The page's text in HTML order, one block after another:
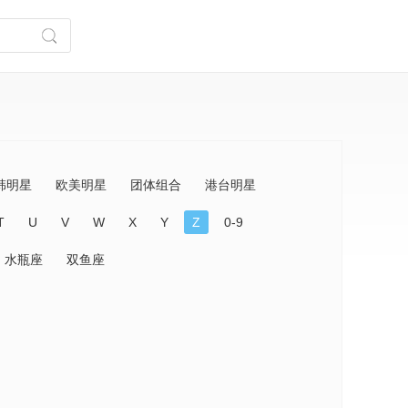
明星 欧美明星 团体组合 港台明星
U V W X Y Z 0-9
水瓶座 双鱼座